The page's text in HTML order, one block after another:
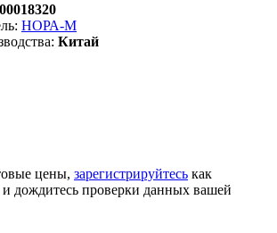
НОРА-М
Китай
цены, зарегистрируйтесь как
дождитесь проверки данных вашей